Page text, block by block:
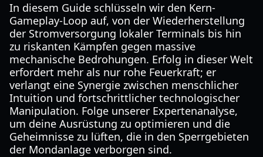
In diesem Guide schlüsseln wir den Kern-
Gameplay-Loop auf, von der Wiederherstellung
der Stromversorgung lokaler Terminals bis hin
zu riskanten Kämpfen gegen massive
mechanische Bedrohungen. Erfolg in dieser Welt
erfordert mehr als nur rohe Feuerkraft; er
verlangt eine Synergie zwischen menschlicher
Intuition und fortschrittlicher technologischer
Manipulation. Folge unserer Expertenanalyse,
um deine Ausrüstung zu optimieren und die
Geheimnisse zu lüften, die in den Sperrgebieten
der Mondanlage verborgen sind.